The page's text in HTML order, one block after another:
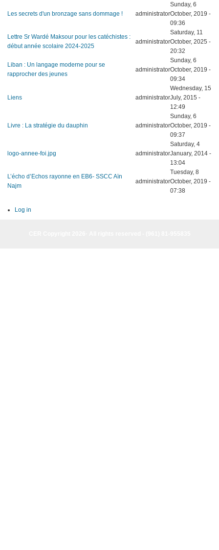
Les secrets d'un bronzage sans dommage ! administrator
Sunday, 6
October, 2019 -
09:36
Lettre Sr Wardé Maksour pour les catéchistes :
début année scolaire 2024-2025
administrator
Saturday, 11
October, 2025 -
20:32
Liban : Un langage moderne pour se
rapprocher des jeunes
administrator
Sunday, 6
October, 2019 -
09:34
Liens administrator
Wednesday, 15
July, 2015 -
12:49
Livre : La stratégie du dauphin administrator
Sunday, 6
October, 2019 -
09:37
logo-annee-foi.jpg administrator
Saturday, 4
January, 2014 -
13:04
L’écho d’Echos rayonne en EB6- SSCC Aïn
Najm
administrator
Tuesday, 8
October, 2019 -
07:38
Log in